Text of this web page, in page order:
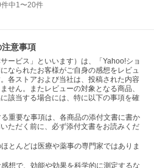
件中1〜20件
意事項
ービス」といいます）は、「Yahoo!ショ
なられたお客様がご自身の感想をレビュ
各ストアおよび当社は、投稿された内容
せん。またレビューの対象となる商品、
該当する場合には、特に以下の事項を確
重要な事項は、各商品の添付文書に書か
ただく前に、必ず添付文書をお読みくだ
とんどは医療や薬事の専門家ではありま
想で、効能や効果を科学的に測定するな